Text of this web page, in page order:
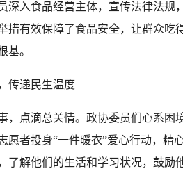
深入食品经营主体，宣传法律法规
措有效保障了食品安全，让群众吃
基。
传递民生温度
，点滴总关情。政协委员们心系困
愿者投身“一件暖衣”爱心行动，精
了解他们的生活和学习状况，鼓励